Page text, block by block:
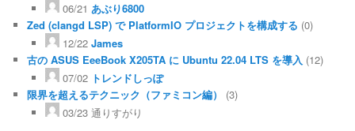
06/21 あぶり6800
Zed (clangd LSP) で PlatformIO プロジェクトを構成する (0)
12/22 James
古の ASUS EeeBook X205TA に Ubuntu 22.04 LTS を導入 (12)
07/02 トレンドしっぽ
限界を超えるテクニック（ファミコン編）
(3)
03/23通りすがり